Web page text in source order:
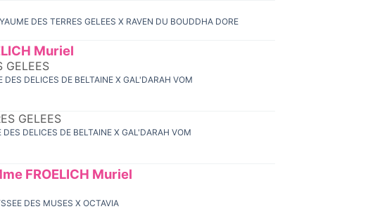
DES TERRES GELEES X RAVEN DU BOUDDHA DORE
Muriel
GELEES
DELICES DE BELTAINE X GAL'DARAH VOM
GELEES
DELICES DE BELTAINE X GAL'DARAH VOM
FROELICH Muriel
DES MUSES X OCTAVIA